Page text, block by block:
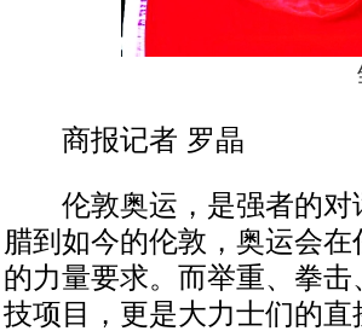
商报记者 罗晶
伦敦奥运，是强者的对
腊到如今的伦敦，奥运会
的力量要求。而举重、拳
技项目，更是大力士们的